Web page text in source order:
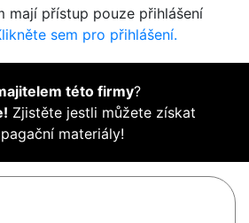
mají přístup pouze přihlášení
sem pro přihlášení.
této firmy?
Zjistěte jestli můžete získat
materiály!